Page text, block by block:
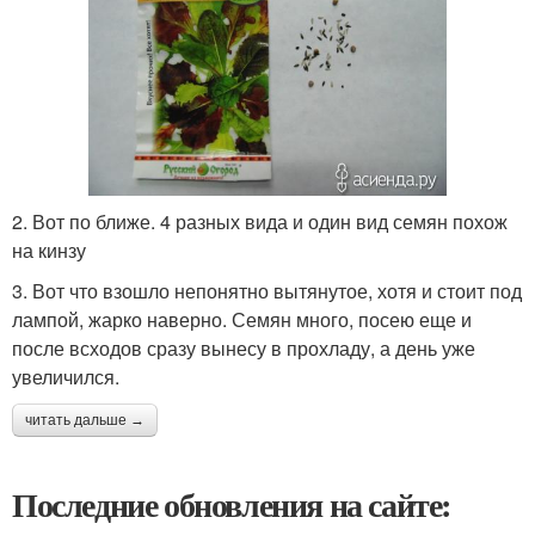
2. Вот по ближе. 4 разных вида и один вид семян похож
на кинзу
3. Вот что взошло непонятно вытянутое, хотя и стоит под
лампой, жарко наверно. Семян много, посею еще и
после всходов сразу вынесу в прохладу, а день уже
увеличился.
читать дальше →
Последние обновления на сайте: